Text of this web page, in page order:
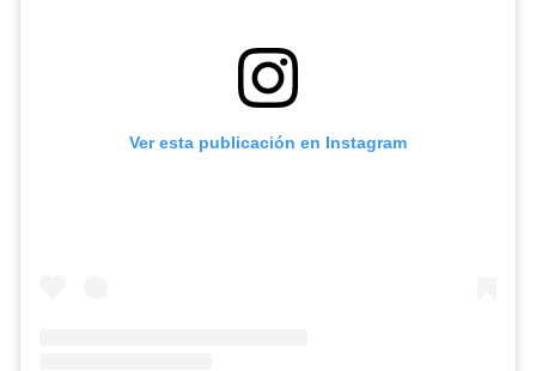
Ver esta publicación en Instagram